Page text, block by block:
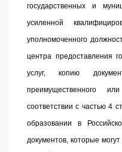
государственных и
усиленной
уполномоченного
центра предоставления
услуг, копию
преимущественного
соответствии с частью 4
образовании в
документов, которые